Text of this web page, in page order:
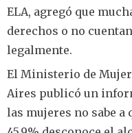
ELA, agregó que
derechos o no
legalmente.
El Ministerio de
Aires publicó un
las mujeres no sabe